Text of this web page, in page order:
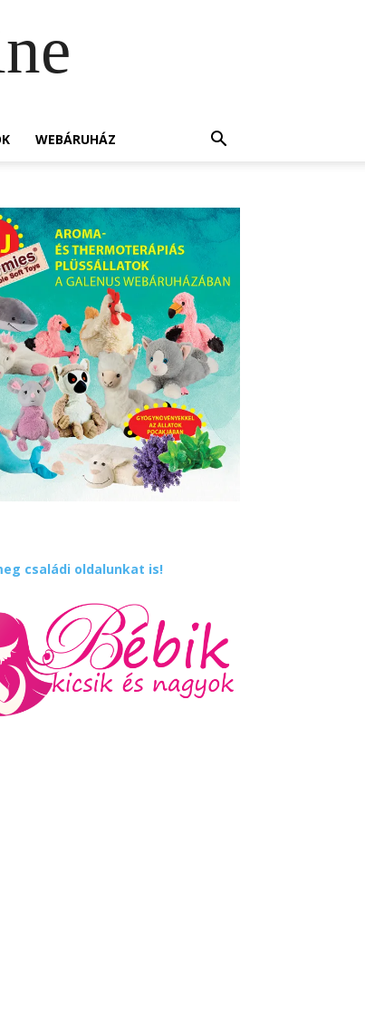
WEBÁRUHÁZ
családi oldalunkat is!